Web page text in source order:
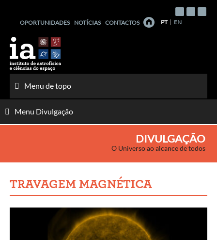
conteúdo
OPORTUNIDADES NOTÍCIAS CONTACTOS PT EN
Menu de topo
Menu Divulgação
DIVULGAÇÃO
O Universo ao alcance de todos
TRAVAGEM MAGNÉTICA